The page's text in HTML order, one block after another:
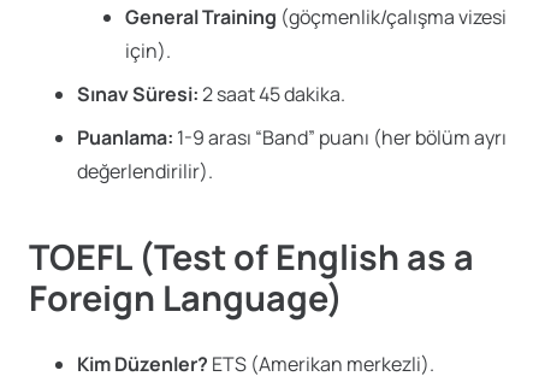
General Training (göçmenlik/çalışma vizesi
için).
Sınav Süresi:2 saat 45 dakika.
Puanlama: 1-9 arası “Band” puanı (her bölüm ayrı
değerlendirilir).
TOEFL (Test of English as a
Foreign Language)
Kim Düzenler? ETS (Amerikan merkezli).